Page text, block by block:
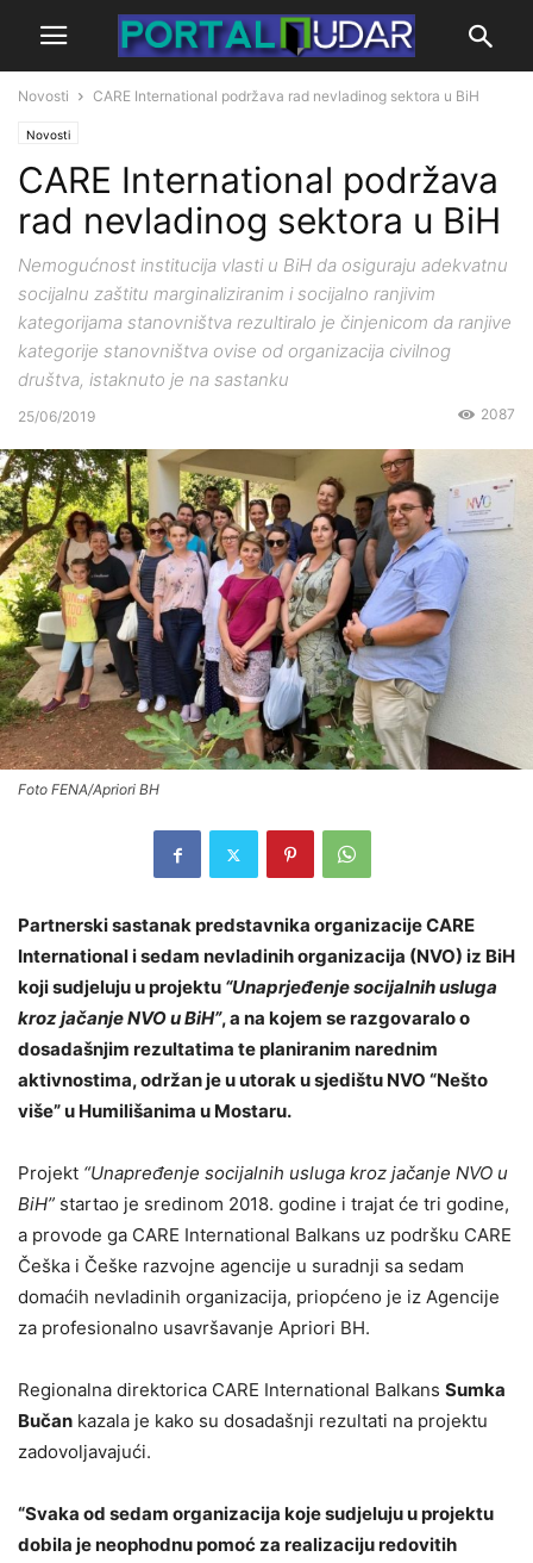
Novosti CARE International podržava rad nevladinog sektora u BiH
Novosti
CARE International podržava
rad nevladinog sektora u BiH
Nemogućnost institucija vlasti u BiH da osiguraju adekvatnu
socijalnu zaštitu marginaliziranim i socijalno ranjivim
kategorijama stanovništva rezultiralo je činjenicom da ranjive
kategorije stanovništva ovise od organizacija civilnog
društva, istaknuto je na sastanku
25/06/2019 2087
Foto FENA/Apriori BH
Partnerski sastanak predstavnika organizacije CARE
International i sedam nevladinih organizacija (NVO) iz BiH
koji sudjeluju u projektu “Unaprjeđenje socijalnih usluga
kroz jačanje NVO u BiH”, a na kojem se razgovaralo o
dosadašnjim rezultatima te planiranim narednim
aktivnostima, održan je u utorak u sjedištu NVO “Nešto
više” u Humilišanima u Mostaru.
Projekt “Unapređenje socijalnih usluga kroz jačanje NVO u
BiH” startao je sredinom 2018. godine i trajat će tri godine,
a provode ga CARE International Balkans uz podršku CARE
Češka i Češke razvojne agencije u suradnji sa sedam
domaćih nevladinih organizacija, priopćeno je iz Agencije
za profesionalno usavršavanje Apriori BH.
Regionalna direktorica CARE International Balkans Sumka
Bučan kazala je kako su dosadašnji rezultati na projektu
zadovoljavajući.
“Svaka od sedam organizacija koje sudjeluju u projektu
dobila je neophodnu pomoć za realizaciju redovitih